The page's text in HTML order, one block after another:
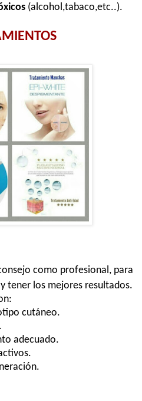
(alcohol,tabaco,etc..).
como profesional, para
tener los mejores resultados.
cutáneo.
adecuado.